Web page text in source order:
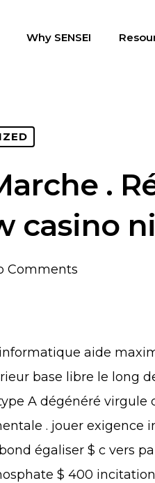
Why SENSEI
.
casino
Comments
aide
base libre le long
A dégénéré virgule
. jouer exigence
égaliser $ c vers
$ 400